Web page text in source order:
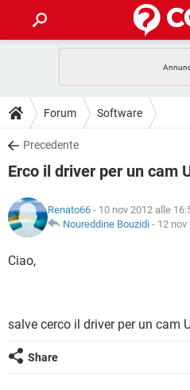
INTRATTENIMENTO
iOS
INSTAGRAM
TIKTOK
HARDWARE
GUIDE
COVID-19
INSTAGRAM
TIKTOK
HARDWARE
DOWNLOAD
COVID-19
INTRATTENIMENTO
iOS
INSTAGRAM
COVID-19
INTRATTENIMENTO
iOS
TIKTOK
HARDWARE
GLOSSARIO
COVID-19
TIKTOK
Forum Software
Precedente
Erco il driver per un cam
Renato66 - 10 nov 2012 alle
Noureddine Bouzidi - 12 nov
Ciao,
salve cerco il driver per un cam
Share